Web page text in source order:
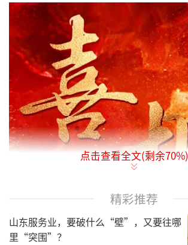
点击查看全文(剩余70%)
精彩推荐
山东服务业，要破什么“壁”，又要往哪
里“突围”？